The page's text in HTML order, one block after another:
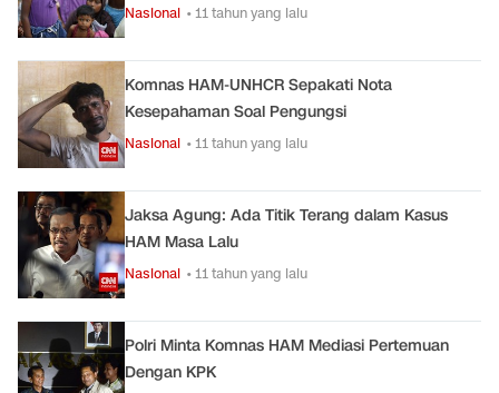
Nasional • 11 tahun yang lalu
Komnas HAM-UNHCR Sepakati Nota
Kesepahaman Soal Pengungsi
Nasional • 11 tahun yang lalu
Jaksa Agung: Ada Titik Terang dalam Kasus
HAM Masa Lalu
Nasional • 11 tahun yang lalu
Polri Minta Komnas HAM Mediasi Pertemuan
Dengan KPK